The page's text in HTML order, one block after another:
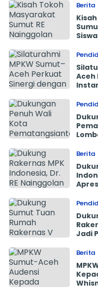
Berita
Aceh
Berita
Jadi
Berita